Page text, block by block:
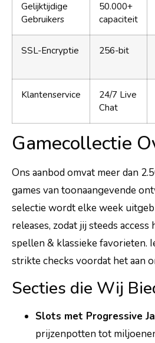
Gelijktijdige
Gebruikers
50.000+
capaciteit
SSL-Encryptie 256-bit
Klantenservice
24/7 Live
Chat
Gamecollectie
Ons aanbod omvat meer dan
games van toonaangevende
selectie wordt elke week
releases, zodat jij steeds
spellen & klassieke favorieten.
strikte checks voordat het aan
Secties die Wij
Slots met Progressive
prijzenpotten tot